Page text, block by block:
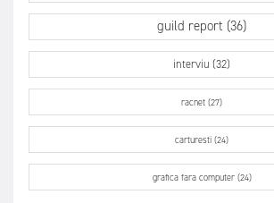
guild report (36)
interviu (32)
racnet (27)
carturesti (24)
grafica fara computer (24)